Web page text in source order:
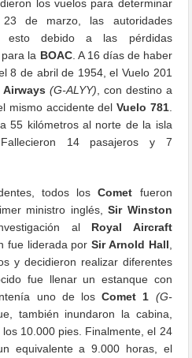
los vuelos para determinar
de marzo, las autoridades
esto debido a las pérdidas
la BOAC. A 16 días de haber
8 de abril de 1954, el Vuelo 201
(G-ALYY) , con destino a
mismo accidente del Vuelo 781.
a 55 kilómetros al norte de la isla
14 pasajeros y 7
todos losComet fueron
ministro inglés,Sir Winston
al Royal Aircraft
fue liderada porSir Arnold Hall
y decidieron realizar diferentes
fue llenar un estanque con
uno de losComet 1 (G-
también inundaron la cabina,
10.000 pies. Finalmente, el 24
equivalente a 9.000 horas, el